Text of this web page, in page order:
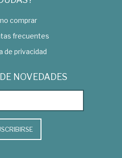
comprar
frecuentes
de privacidad
NOVEDADES